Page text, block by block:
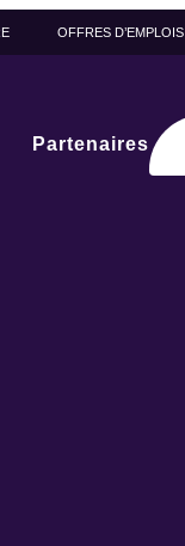
OFFRES D’EMPLOIS
Partenaires